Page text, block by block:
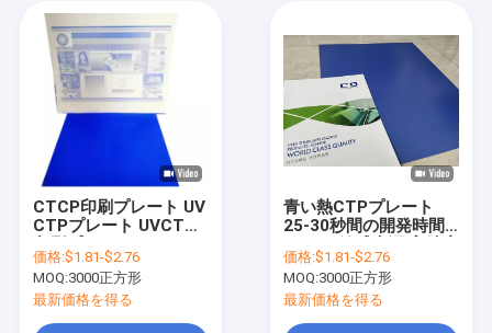
CTCP印刷プレート UV
CTPプレート UVCTCP
ト CTCPプレート UV
プレート
価格:$1.81-$2.76
MOQ:3000正方形
最新価格を得る
青い熱CTPプレート
25-30秒間の開発時間
印刷
価格:$1.81-$2.76
MOQ:3000正方形
最新価格を得る